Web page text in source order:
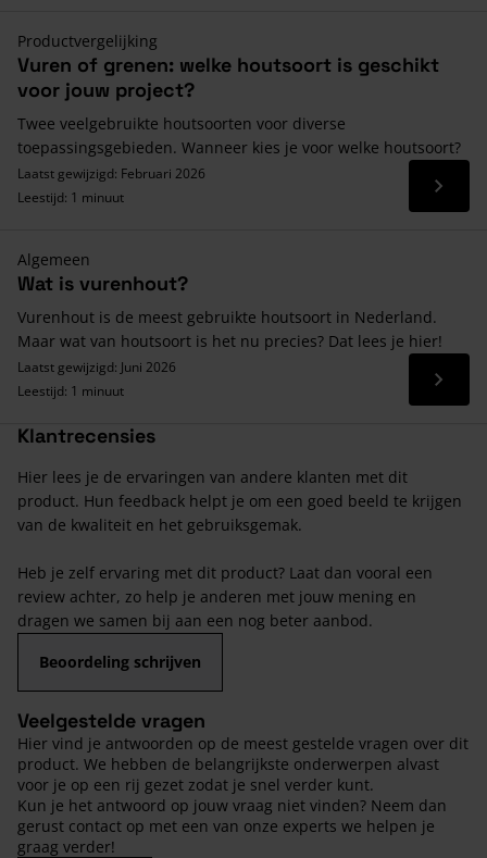
Productvergelijking
Vuren of grenen: welke houtsoort is geschikt
voor jouw project?
Twee veelgebruikte houtsoorten voor diverse
toepassingsgebieden. Wanneer kies je voor welke houtsoort?
Laatst gewijzigd: Februari 2026
Leestijd: 1 minuut
Lees
Algemeen
Wat is vurenhout?
Vurenhout is de meest gebruikte houtsoort in Nederland.
Maar wat van houtsoort is het nu precies? Dat lees je hier!
Laatst gewijzigd: Juni 2026
Leestijd: 1 minuut
Lees
Klantrecensies
Hier lees je de ervaringen van andere klanten met dit
product. Hun feedback helpt je om een goed beeld te krijgen
van de kwaliteit en het gebruiksgemak.
Heb je zelf ervaring met dit product? Laat dan vooral een
review achter, zo help je anderen met jouw mening en
dragen we samen bij aan een nog beter aanbod.
Beoordeling schrijven
Veelgestelde vragen
Hier vind je antwoorden op de meest gestelde vragen over dit
product. We hebben de belangrijkste onderwerpen alvast
voor je op een rij gezet zodat je snel verder kunt.
Kun je het antwoord op jouw vraag niet vinden? Neem dan
gerust contact op met een van onze experts we helpen je
graag verder!